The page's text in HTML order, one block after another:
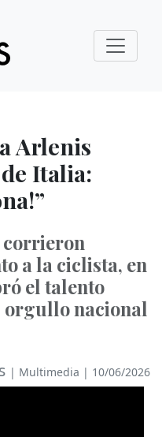
Arlenis
Italia:
corrieron
a la ciclista, en
el talento
orgullo nacional
| Multimedia | 10/06/2026